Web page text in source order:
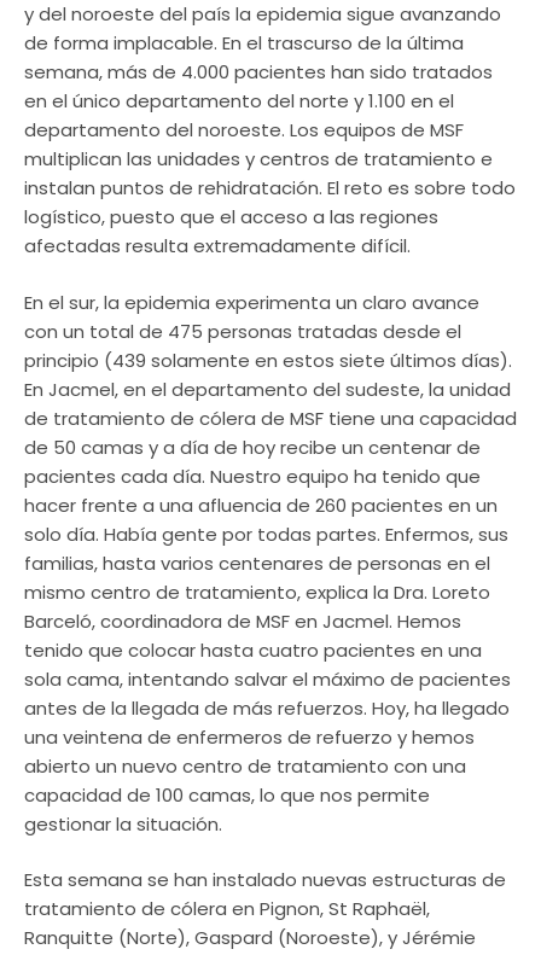
y del noroeste del país la epidemia sigue avanzando
de forma implacable. En el trascurso de la última
semana, más de 4.000 pacientes han sido tratados
en el único departamento del norte y 1.100 en el
departamento del noroeste. Los equipos de MSF
multiplican las unidades y centros de tratamiento e
instalan puntos de rehidratación. El reto es sobre todo
logístico, puesto que el acceso a las regiones
afectadas resulta extremadamente difícil.
En el sur, la epidemia experimenta un claro avance
con un total de 475 personas tratadas desde el
principio (439 solamente en estos siete últimos días).
En Jacmel, en el departamento del sudeste, la unidad
de tratamiento de cólera de MSF tiene una capacidad
de 50 camas y a día de hoy recibe un centenar de
pacientes cada día. Nuestro equipo ha tenido que
hacer frente a una afluencia de 260 pacientes en un
solo día. Había gente por todas partes. Enfermos, sus
familias, hasta varios centenares de personas en el
mismo centro de tratamiento, explica la Dra. Loreto
Barceló, coordinadora de MSF en Jacmel. Hemos
tenido que colocar hasta cuatro pacientes en una
sola cama, intentando salvar el máximo de pacientes
antes de la llegada de más refuerzos. Hoy, ha llegado
una veintena de enfermeros de refuerzo y hemos
abierto un nuevo centro de tratamiento con una
capacidad de 100 camas, lo que nos permite
gestionar la situación.
Esta semana se han instalado nuevas estructuras de
tratamiento de cólera en Pignon, St Raphaël,
Ranquitte (Norte), Gaspard (Noroeste), y Jérémie